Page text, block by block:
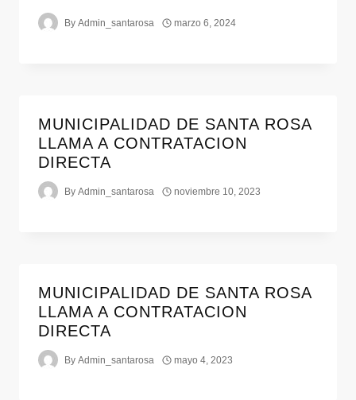
By Admin_santarosa marzo 6, 2024
MUNICIPALIDAD DE SANTA ROSA
LLAMA A CONTRATACION
DIRECTA
By Admin_santarosa noviembre 10, 2023
MUNICIPALIDAD DE SANTA ROSA
LLAMA A CONTRATACION
DIRECTA
By Admin_santarosa mayo 4, 2023